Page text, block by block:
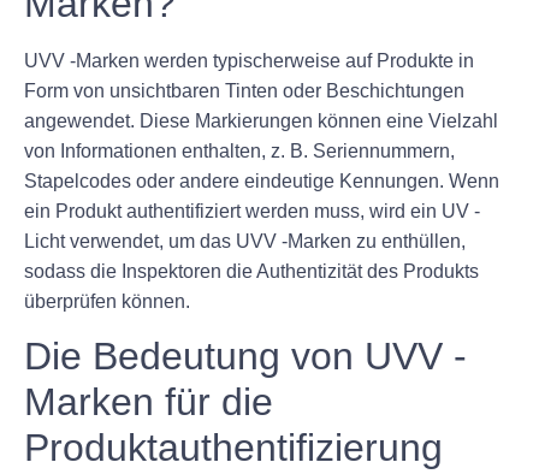
UVV -Marken werden typischerweise auf Produkte in
Form von unsichtbaren Tinten oder Beschichtungen
angewendet. Diese Markierungen können eine Vielzahl
von Informationen enthalten, z. B. Seriennummern,
Stapelcodes oder andere eindeutige Kennungen. Wenn
ein Produkt authentifiziert werden muss, wird ein UV -
Licht verwendet, um das UVV -Marken zu enthüllen,
sodass die Inspektoren die Authentizität des Produkts
überprüfen können.
Die Bedeutung von UVV -
Marken für die
Produktauthentifizierung